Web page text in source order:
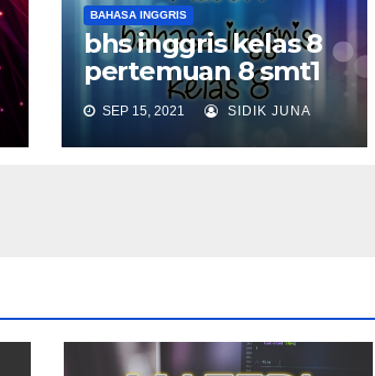
BAHASA INGGRIS
bhs inggris kelas 8
pertemuan 8 smt1
SEP 15, 2021 SIDIK JUNA